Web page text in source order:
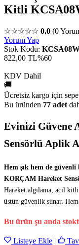
Kitli
☆☆☆☆☆ 0.0 (0
Yorum Yap
Stok Kodu:
822,00 TL%60
KDV Dahil
🚚
Ücretsiz kargo için
Bu üründen 77 adet
Evinizi Güvene
Sensörlü Aplik
Hem şık hem de
KORÇAM Hareket
Hareket algılama, acil
üstün güvenlik sunar.
Bu ürün şu anda
Listeye Ekle |